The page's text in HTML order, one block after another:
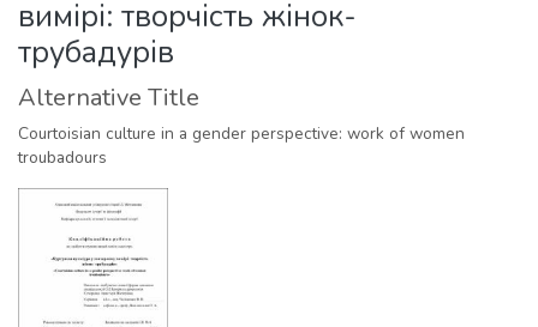
Statistics
вимірі: творчість жінок-
трубадурів
Alternative Title
Courtoisian culture in a gender perspective: work of women
troubadours